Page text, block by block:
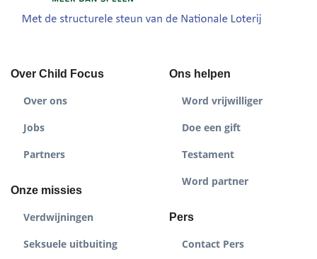
Over Child Focus
Over ons
Jobs
Partners
Onze missies
Verdwijningen
Seksuele uitbuiting
Ons helpen
Word vrijwilliger
Doe een gift
Testament
Word partner
Pers
Contact Pers